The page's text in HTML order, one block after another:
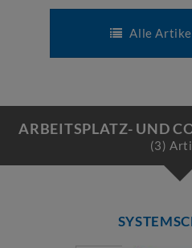
Alle
ARBEITSPLATZ- UND
(3)